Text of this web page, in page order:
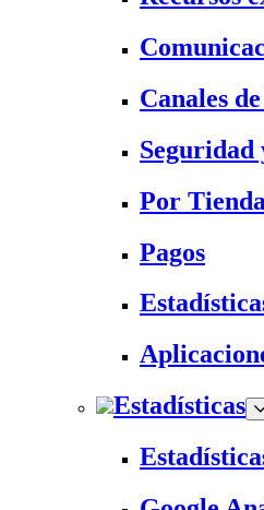
Canales
Seguridad
Por
Pagos
Estadísticas